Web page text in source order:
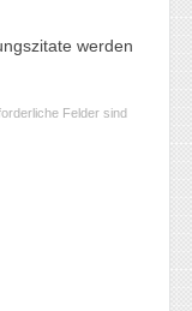
werden
Felder sind